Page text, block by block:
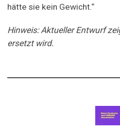
hätte sie kein Gewicht.“
Hinweis: Aktueller Entwurf
ersetzt wird.